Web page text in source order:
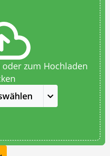
zum Hochladen